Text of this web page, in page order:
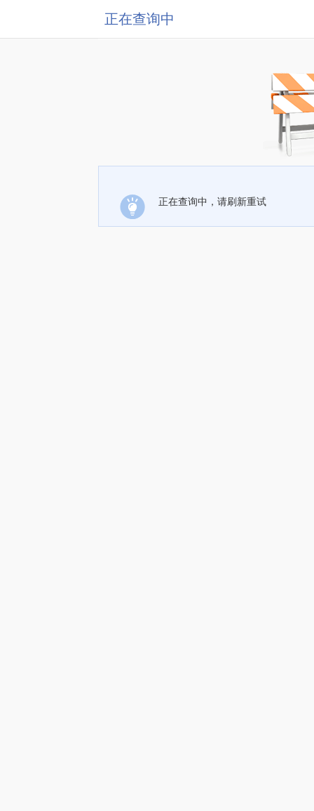
正在查询中
正在查询中，请刷新重试